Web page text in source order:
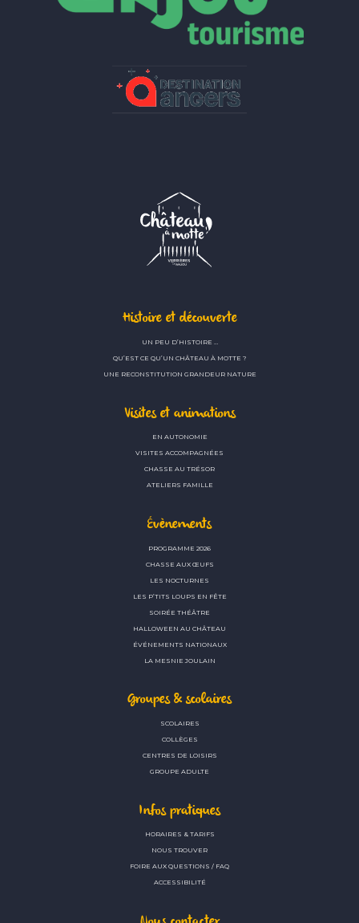
Histoire et découverte
UN PEU D’HISTOIRE …
QU’EST CE QU’UN CHÂTEAU À MOTTE ?
UNE RECONSTITUTION GRANDEUR NATURE
Visites et animations
EN AUTONOMIE
VISITES ACCOMPAGNÉES
CHASSE AU TRÉSOR
ATELIERS FAMILLE
Évènements
PROGRAMME 2026
CHASSE AUX ŒUFS
LES NOCTURNES
LES P’TITS LOUPS EN FÊTE
SOIRÉE THÉÂTRE
HALLOWEEN AU CHÂTEAU
ÉVÉNEMENTS NATIONAUX
LA MESNIE JOULAIN
Groupes & scolaires
SCOLAIRES
COLLÈGES
CENTRES DE LOISIRS
GROUPE ADULTE
Infos pratiques
HORAIRES & TARIFS
NOUS TROUVER
FOIRE AUX QUESTIONS / FAQ
ACCESSIBILITÉ